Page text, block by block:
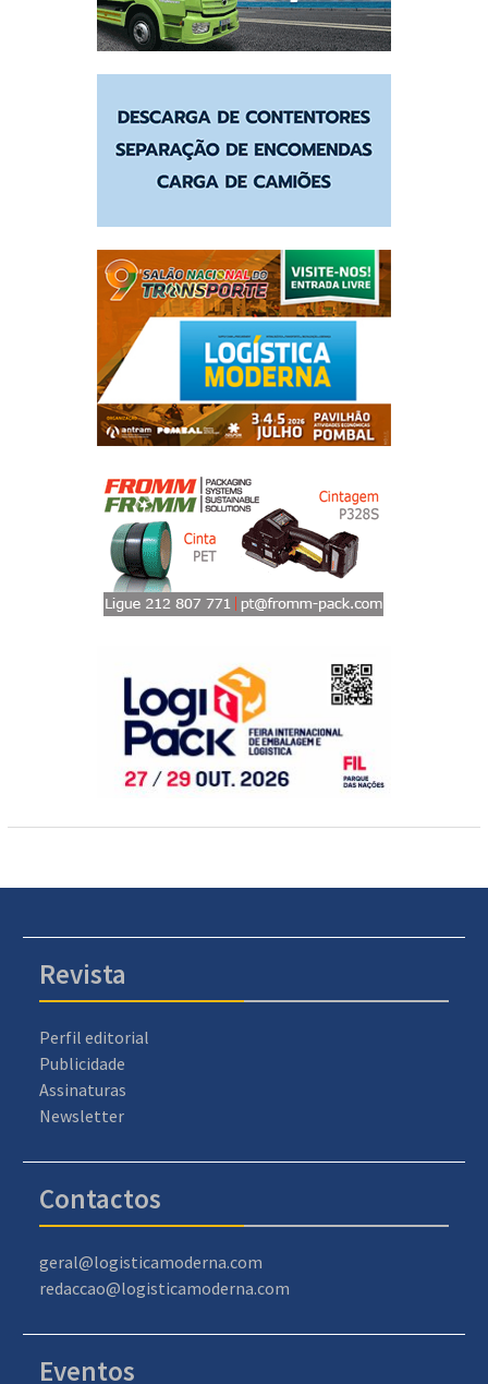
Revista
Perfil editorial
Publicidade
Assinaturas
Newsletter
Contactos
geral@logisticamoderna.com
redaccao@logisticamoderna.com
Eventos